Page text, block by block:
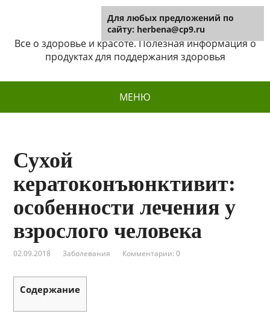
Herbena
Все о здоровье и красоте. Полезная информация о
продуктах для поддержания здоровья
МЕНЮ
Сухой
кератоконъюнктивит:
особенности лечения у
взрослого человека
02.09.2018 Заболевания Комментарии: 0
Содержание
Для любых предложений по
сайту: herbena@cp9.ru